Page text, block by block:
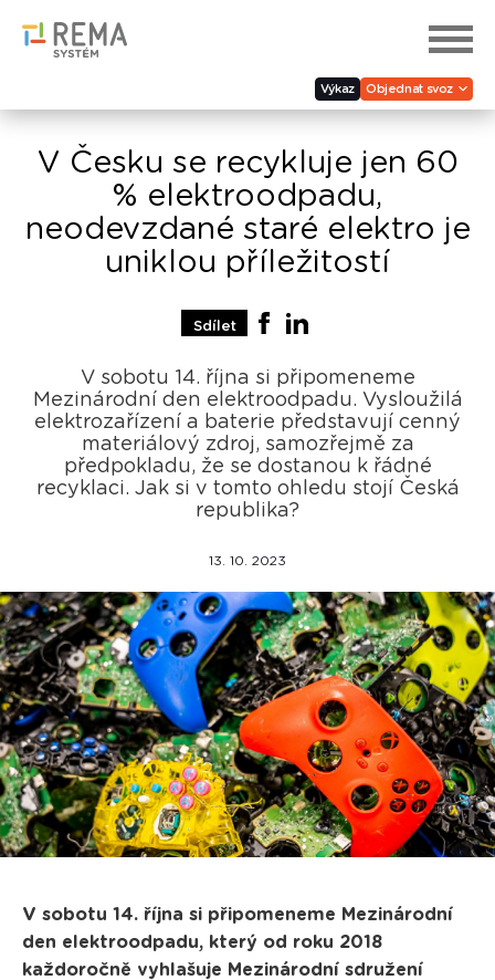
Výkaz Objednat svoz
V Česku se recykluje jen 60
% elektroodpadu,
neodevzdané staré elektro je
uniklou příležitostí
Sdílet
V sobotu 14. října si připomeneme
Mezinárodní den elektroodpadu. Vysloužilá
elektrozařízení a baterie představují cenný
materiálový zdroj, samozřejmě za
předpokladu, že se dostanou k řádné
recyklaci. Jak si v tomto ohledu stojí Česká
republika?
13. 10. 2023
V sobotu 14. října si připomeneme Mezinárodní
den elektroodpadu, který od roku 2018
každoročně vyhlašuje Mezinárodní sdružení